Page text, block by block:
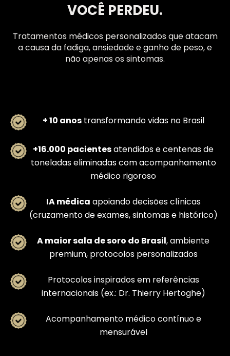
VOCÊ PERDEU.
Tratamentos médicos personalizados que atacam
a causa da fadiga, ansiedade e ganho de peso, e
não apenas os sintomas.
+ 10 anos transformando vidas no Brasil
+16.000 pacientesatendidos e centenas de
toneladas eliminadas com acompanhamento
médico rigoroso
IA médica apoiando decisões clínicas
(cruzamento de exames, sintomas e histórico)
A maior sala de soro do Brasil, ambiente
premium, protocolos personalizados
Protocolos inspirados em referências
internacionais (ex.: Dr. Thierry Hertoghe)
Acompanhamento médico contínuo e
mensurável